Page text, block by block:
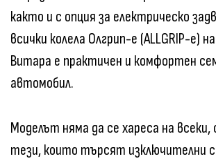
както и с опция за електрическо
всички колела Олгрип-е (ALLGRIP-e)
Витара е практичен и комфортен
автомобил.
Моделът няма да се хареса на всеки,
тези, които търсят изключителни